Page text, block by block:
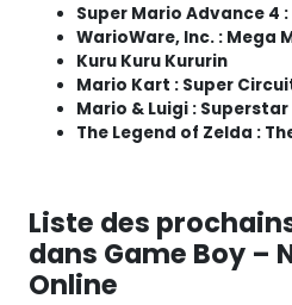
Super Mario Advance 4
WarioWare, Inc. : Mega
Kuru Kuru Kururin
Mario Kart : Super
Mario & Luigi :
The Legend of Zelda :
Liste des
dans Game Boy –
Online